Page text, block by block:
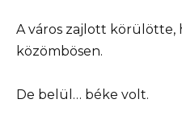
A város zajlott körülötte,
közömbösen.
De belül… béke volt.